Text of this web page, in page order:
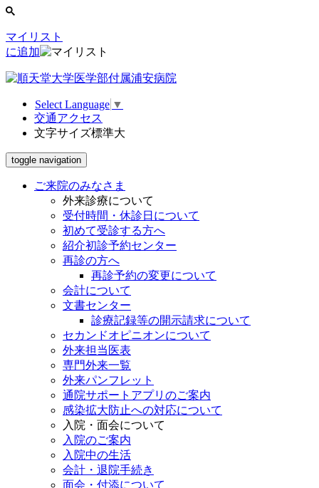
マイリスト
に追加
Select Language ▼
交通アクセス
文字サイズ標準大
toggle navigation
ご来院のみなさま
外来診療について
受付時間・休診日について
初めて受診する方へ
紹介初診予約センター
再診の方へ
再診予約の変更について
会計について
文書センター
診療記録等の開示請求について
セカンドオピニオンについて
外来担当医表
専門外来一覧
外来パンフレット
通院サポートアプリのご案内
感染拡大防止への対応について
入院・面会について
入院のご案内
入院中の生活
会計・退院手続き
面会・付添について